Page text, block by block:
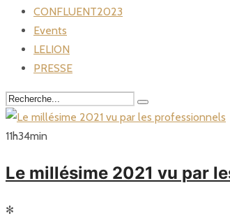
CONFLUENT2023
Events
LELION
PRESSE
11h34min
Le millésime 2021 vu par
✻